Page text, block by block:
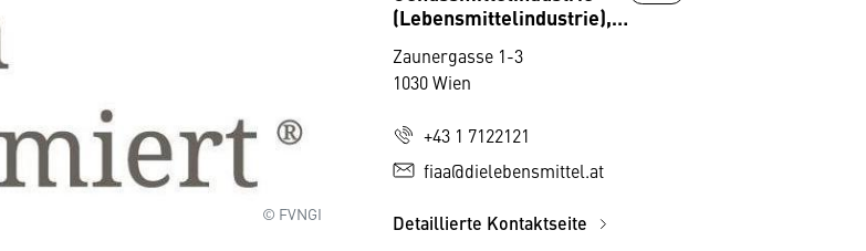
© FVNGI
(Lebensmittelindustrie),
Zaunergasse 1-3
1030 Wien
+43 1 7122121
fiaa@dielebensmittel.at
Detaillierte Kontaktseite